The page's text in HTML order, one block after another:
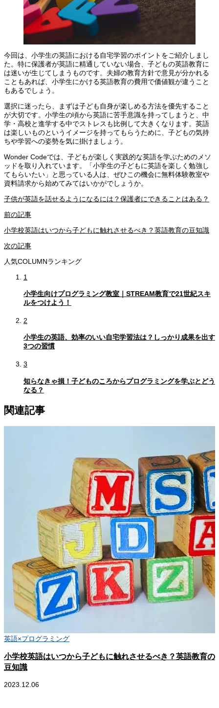
今回は、小学生の英語における自宅学習のポイントをご紹介しまし
た。特に保護者が英語に精通していない場合、子どもの英語教育に
は迷いが生じてしまうものです。夫婦の教育方針で意見が分かれる
こともあれば、小学生にかける英語教育の費用で価値観が違うこと
もあるでしょう。
選択に迷ったら、まずは子ども自身が楽しめる方法を優先すること
が大切です。小学生の頃から英語に苦手意識を持ってしまうと、中
学・高校と進学する中でストレスも比例して大きくなります。英語
は楽しいものというイメージを持ってもらうために、子どもの気持
ちや学習への姿勢を気に掛けましょう。
Wonder Codeでは、子どもが楽しく実践的な英語を学ぶためのメソ
ッドを取り入れています。「小学生の子どもに英語を楽しく勉強し
てもらいたい」と思っている人は、ぜひこの機会に無料体験教室や
資料請求から始めてみてはいかがでしょうか。
子供が英語を話せるようになるには？保護者にできることはある？
前の記事
小学校英語はいつから子どもに触れさせるべき？英語教育の豆知識
次の記事
人気COLUMNランキング
1
小学生向けプログラミング教室｜STREAM教育で21世紀スキ
ルをつけよう！
2
小学生の英語、効率のいい自宅学習法は？しっかり成果を出す
3つの習慣
3
知らなきゃ損！子どものころからプログラミングを学ぶとどう
なる？
関連記事
英語×プログラミング
小学校英語はいつから子どもに触れさせるべき？英語教育の
豆知識
2023.12.06